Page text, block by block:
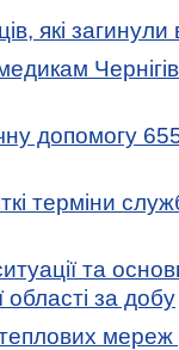
які загинули
допомогу
терміни
та
області за добу
мереж